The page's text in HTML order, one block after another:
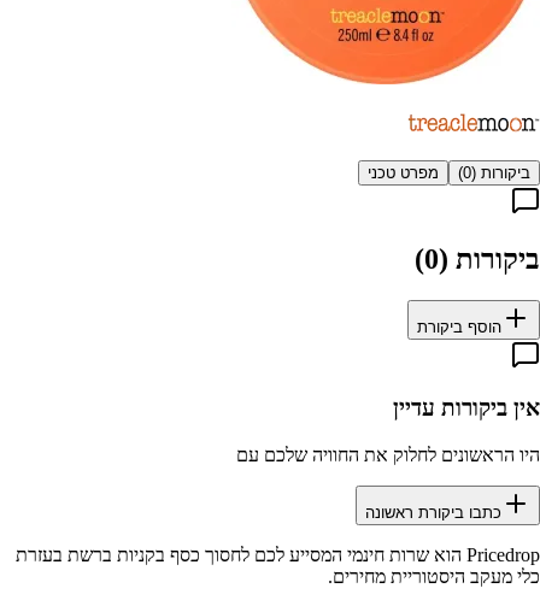
ביקורות (0
) מפרט טכני
ביקורות (0
)
הוסף ביקורת
אין ביקורות עדיין
היו הראשונים לחלוק את החוויה שלכם עם
כתבו ביקורת ראשונה
Pricedrop הוא שרות חינמי המסייע לכם לחסוך כסף בקניות ברשת בעזרת
כלי מעקב היסטוריית מחירים.